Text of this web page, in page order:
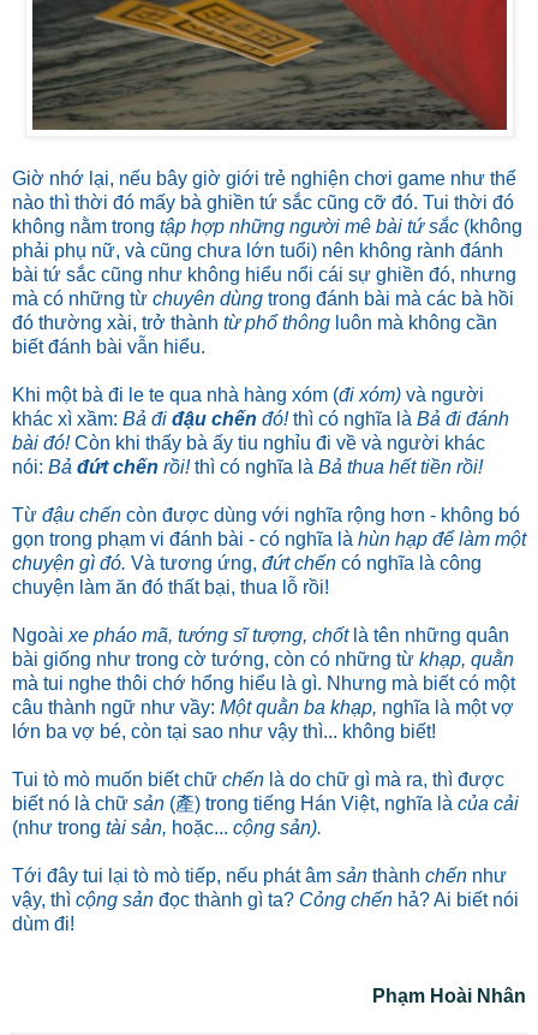
Giờ nhớ lại, nếu bây giờ giới trẻ nghiện chơi game như thế
nào thì thời đó mấy bà ghiền tứ sắc cũng cỡ đó. Tui thời đó
không nằm trong tập hợp những người mê bài tứ sắc (không
phải phụ nữ, và cũng chưa lớn tuổi) nên không rành đánh
bài tứ sắc cũng như không hiểu nổi cái sự ghiền đó, nhưng
mà có những từ chuyên dùng trong đánh bài mà các bà hồi
đó thường xài, trở thành từ phổ thông luôn mà không cần
biết đánh bài vẫn hiểu.
Khi một bà đi le te qua nhà hàng xóm (đi xóm) và người
khác xì xầm: Bả đi đậu chến đó!thì có nghĩa là Bả đi đánh
bài đó!Còn khi thấy bà ấy tiu nghỉu đi về và người khác
nói: Bả đứt chến rồi!thì có nghĩa là Bả thua hết tiền rồi!
Từ đậu chến còn được dùng với nghĩa rộng hơn - không bó
gọn trong phạm vi đánh bài - có nghĩa là hùn hạp để làm một
chuyện gì đó. Và tương ứng, đứt chến có nghĩa là công
chuyện làm ăn đó thất bại, thua lỗ rồi!
Ngoài xe pháo mã, tướng sĩ tượng, chốtlà tên những quân
bài giống như trong cờ tướng, còn có những từ khạp, quằn
mà tui nghe thôi chớ hổng hiểu là gì. Nhưng mà biết có một
câu thành ngữ như vầy: Một quằn ba khạp, nghĩa là một vợ
lớn ba vợ bé, còn tại sao như vậy thì... không biết!
Tui tò mò muốn biết chữ chến là do chữ gì mà ra, thì được
biết nó là chữ sản (產) trong tiếng Hán Việt, nghĩa là của cải
(như trong tài sản, hoặc... cộng sản).
Tới đây tui lại tò mò tiếp, nếu phát âm sản thành chến như
vậy, thì cộng sản đọc thành gì ta? Cỏng chến hả? Ai biết nói
dùm đi!
Phạm Hoài Nhân